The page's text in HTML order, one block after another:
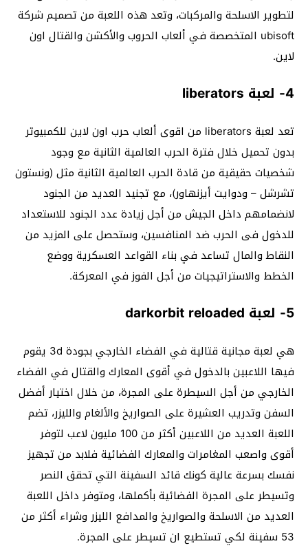
لتطوير الاسلحة والمركبات، وتعد هذه اللعبة من تصميم شركة
ubisoft المتخصصة في ألعاب الحروب والأكشن والقتال اون
لاين.
4- لعبة liberators
تعد لعبة liberators من اقوى ألعاب حرب اون لاين للكمبيوتر
بدون تحميل خلال فترة الحرب العالمية الثانية مع وجود
شخصيات حقيقية من قادة الحرب العالمية الثانية مثل (ونستون
تشرشل – ودوايت أيزنهاور)، مع تجنيد العديد من الجنود
لانضمامهم داخل الجيش من أجل زيادة عدد الجنود للاستعداد
للدخول فى الحرب ضد المنافسين، وستحصل على المزيد من
النقاط والمال تساعد في بناء القواعد العسكرية ووضع
الخطط والاستراتيجيات من أجل الفوز في المعركة.
5- لعبة darkorbit reloaded
هي لعبة مجانية قتالية في الفضاء الخارجي بجودة 3d يقوم
فيها اللاعبين بالدخول في أقوى المعارك والقتال في الفضاء
الخارجي من أجل السيطرة على المجرة، من خلال اختيار أفضل
السفن وتدريب العشيرة على الصواريخ والألغام والليزر، تضم
اللعبة العديد من اللاعبين أكثر من 100 مليون لاعب لتوفر
أقوى واصعب المغامرات والمعارك الفضائية فلابد من تجهيز
نفسك بسرعة عالية كونك قائد السفينة التي تحقق النصر
وتسيطر على المجرة الفضائية بأكملها، ومتوفر داخل اللعبة
العديد من الاسلحة والصواريخ والمدافع الليزر وشراء أكثر من
53 سفينة لكي تستطيع ان تسيطر على المجرة.